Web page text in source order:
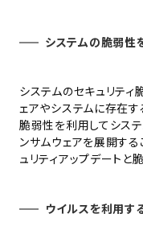
システムの脆弱性
システムのセキュリティ
ェアやシステムに存在
脆弱性を利用してシステ
ンサムウェアを展開する
ュリティアップデートと
ウイルスを利用す